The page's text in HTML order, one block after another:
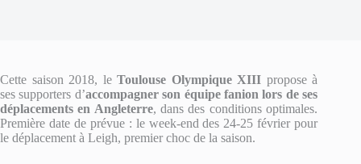
Cette saison 2018, leToulouse Olympique XIII propose à
ses supporters d’accompagner son équipe fanion lors de ses
déplacements en Angleterre, dans des conditions optimales.
Première date de prévue : le week-end des 24-25 février pour
le déplacement à Leigh, premier choc de la saison.